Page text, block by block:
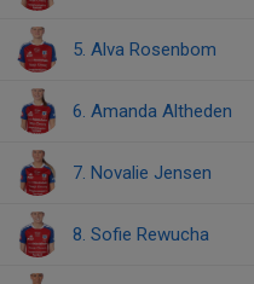
5. Alva Rosenbom
6. Amanda Altheden
7. Novalie Jensen
8. Sofie Rewucha